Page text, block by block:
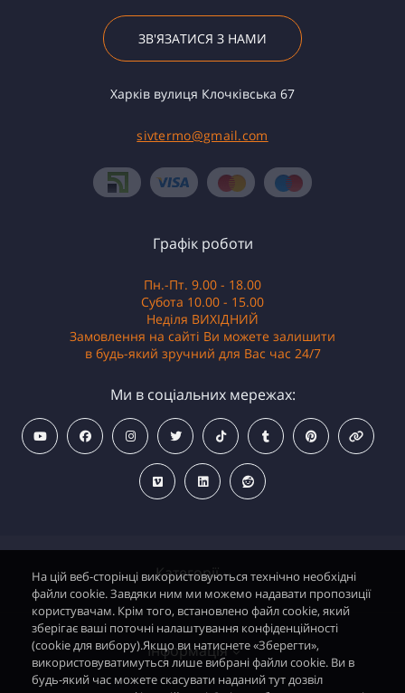
ЗВ'ЯЗАТИСЯ З НАМИ
Харків вулиця Клочківська 67
sivtermo@gmail.com
Категорії
Водонагрівачі електричні
Димохідні газові колонки
Інформація
Графік роботи
Пн.-Пт. 9.00 - 18.00
Субота 10.00 - 15.00
Неділя ВИХІДНИЙ
Замовлення на сайті Ви можете залишити
в будь-який зручний для Вас час 24/7
Ми в соціальних мережах:
На цій веб-сторінці використовуються технічно необхідні
файли cookie. Завдяки ним ми можемо надавати пропозиції
користувачам. Крім того, встановлено файл cookie, який
зберігає ваші поточні налаштування конфіденційності
(cookie для вибору).Якщо ви натиснете «Зберегти»,
використовуватимуться лише вибрані файли cookie. Ви в
будь-який час можете скасувати наданий тут дозвіл